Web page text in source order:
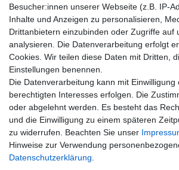
Marken und Hersteller
E-MAIL **
Newsletter
Honig
Hiermit bestätige ich, dass ich die
Einwilligung kann ich jederzeit widerrufen.**
Abonnieren
** Hierbei
E-MAIL
Besucher:innen unserer Webseite (z.B. IP-
Inhalte und Anzeigen zu personalisieren,
Drittanbietern einzubinden oder Zugriffe auf
analysieren. Die Datenverarbeitung erfolgt
Cookies. Wir teilen diese Daten mit Dritten,
Einstellungen benennen.
Die Datenverarbeitung kann mit
berechtigten Interesses erfolgen. Die
oder abgelehnt werden. Es besteht das
und die Einwilligung zu einem späteren
zu widerrufen. Beachten Sie unser
Hinweise zur Verwendung
Daten­schutz­erklärung